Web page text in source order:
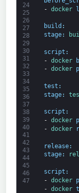
24
25
26
27
28
29
30
31
32
33
34
35
36
37
38
39
40
41
42
43
44
45
46
47
- docker
build :
stage:
script :
- docker
- docker
test :
stage:
script :
- docker
- docker
release:
stage:
script :
- docker
- docker